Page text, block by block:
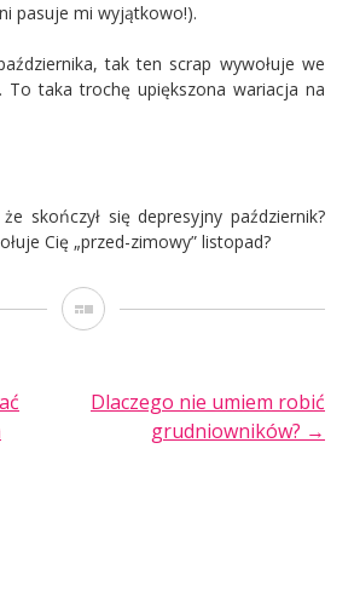
pasuje mi wyjątkowo!).
tak ten scrap wywołuje we
To taka trochę upiększona wariacja na
skończył się depresyjny październik?
Cię „przed-zimowy” listopad?
Galeria
Dlaczego nie umiem robić
grudniowników? →